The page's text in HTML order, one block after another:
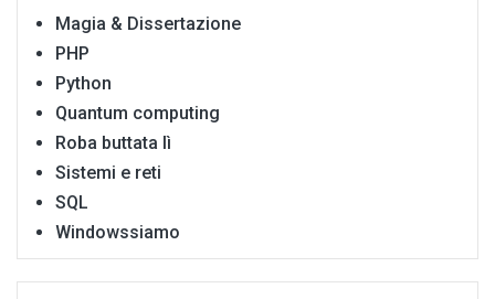
Magia & Dissertazione
PHP
Python
Quantum computing
Roba buttata lì
Sistemi e reti
SQL
Windowssiamo